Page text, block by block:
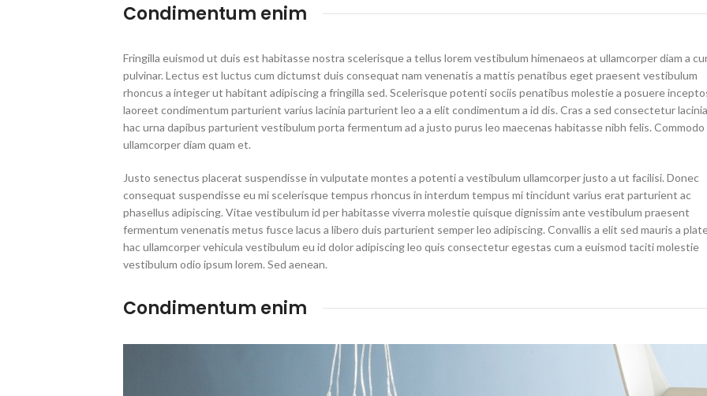
Condimentum enim
Fringilla euismod ut duis est habitasse nostra scelerisque a tellus lorem vestibulum himenaeos at ullamcorper diam a
pulvinar. Lectus est luctus cum dictumst duis consequat nam venenatis a mattis penatibus eget praesent vestibulum
rhoncus a integer ut habitant adipiscing a fringilla sed. Scelerisque potenti sociis penatibus molestie a posuere
laoreet condimentum parturient varius lacinia parturient leo a a elit condimentum a id dis. Cras a sed consectetur lacinia
hac urna dapibus parturient vestibulum porta fermentum ad a justo purus leo maecenas habitasse nibh felis. Commodo
ullamcorper diam quam et.
Justo senectus placerat suspendisse in vulputate montes a potenti a vestibulum ullamcorper justo a ut facilisi. Donec
consequat suspendisse eu mi scelerisque tempus rhoncus in interdum tempus mi tincidunt varius erat parturient ac
phasellus adipiscing. Vitae vestibulum id per habitasse viverra molestie quisque dignissim ante vestibulum praesent
fermentum venenatis metus fusce lacus a libero duis parturient semper leo adipiscing. Convallis a elit sed mauris a
hac ullamcorper vehicula vestibulum eu id dolor adipiscing leo quis consectetur egestas cum a euismod taciti molestie
vestibulum odio ipsum lorem. Sed aenean.
Condimentum enim